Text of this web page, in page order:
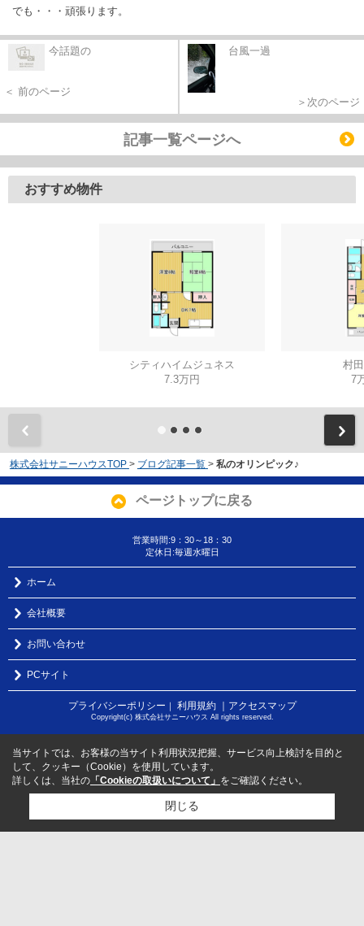
でも・・・頑張ります。
今話題の
＜ 前のページ
台風一過
＞次のページ
記事一覧ページへ
おすすめ物件
シティハイムジュネス
7.3万円
村
7
株式会社サニーハウスTOP > ブログ記事一覧 > 私のオリンピック♪
ページトップに戻る
営業時間:9：30～18：30
定休日:毎週水曜日
ホーム
会社概要
お問い合わせ
PCサイト
プライバシーポリシー 利用規約 ｜アクセスマップ
Copyright(c) 株式会社サニーハウス All rights reserved.
当サイトでは、お客様の当サイト利用状況把握、サービス向上検討を目的と
して、クッキー（Cookie）を使用しています。
詳しくは、当社の 「Cookieの取扱いについて」 をご確認ください。
閉じる